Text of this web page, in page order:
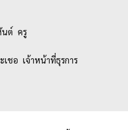
นต์ ครู
เชอ เจ้าหน้าที่ธุรการ